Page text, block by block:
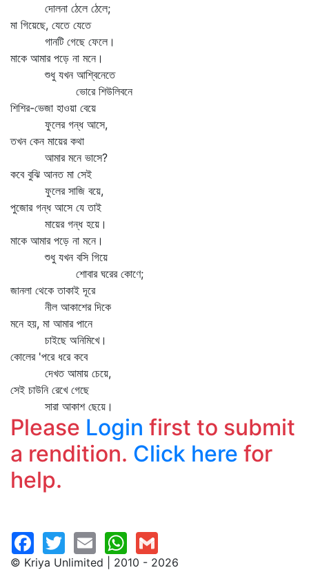
দোলনা ঠেলে ঠেলে;
মা গিয়েছে, যেতে যেতে
গানটি গেছে ফেলে।
মাকে আমার পড়ে না মনে।
শুধু যখন আশ্বিনেতে
ভোরে শিউলিবনে
শিশির-ভেজা হাওয়া বেয়ে
ফুলের গন্ধ আসে,
তখন কেন মায়ের কথা
আমার মনে ভাসে?
কবে বুঝি আনত মা সেই
ফুলের সাজি বয়ে,
পুজোর গন্ধ আসে যে তাই
মায়ের গন্ধ হয়ে।
মাকে আমার পড়ে না মনে।
শুধু যখন বসি গিয়ে
শোবার ঘরের কোণে;
জানলা থেকে তাকাই দূরে
নীল আকাশের দিকে
মনে হয়, মা আমার পানে
চাইছে অনিমিখে।
কোলের 'পরে ধরে কবে
দেখত আমায় চেয়ে,
সেই চাউনি রেখে গেছে
সারা আকাশ ছেয়ে।
Please Login first to submit
a rendition. Click here for
help.
© Kriya Unlimited | 2010 - 2026